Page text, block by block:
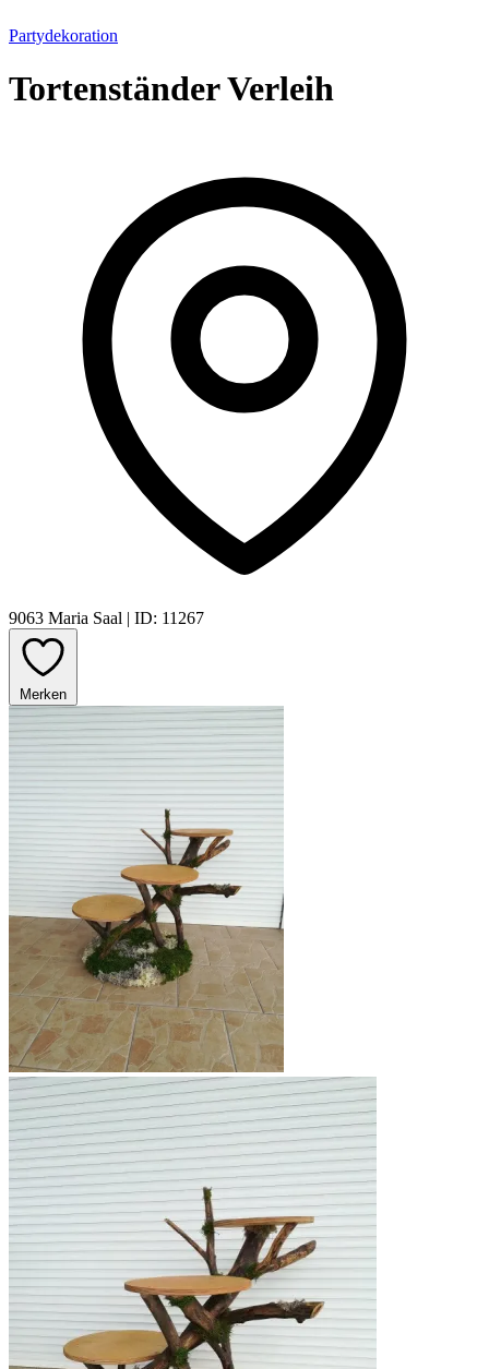
Partydekoration
Tortenständer Verleih
9063 Maria Saal | ID: 11267
Merken